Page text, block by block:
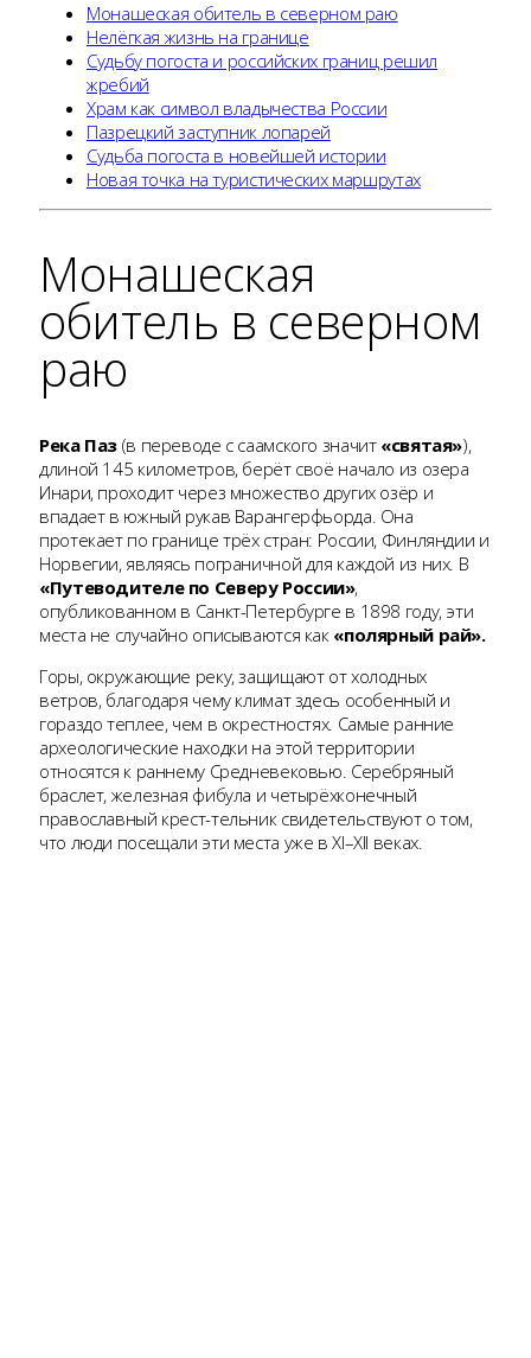
Монашеская обитель в северном раю
Нелёгкая жизнь на границе
Судьбу погоста и российских границ решил
жребий
Храм как символ владычества России
Пазрецкий заступник лопарей
Судьба погоста в новейшей истории
Новая точка на туристических маршрутах
Монашеская
обитель в северном
раю
Река Паз (в переводе с саамского значит «святая»),
длиной 145 километров, берёт своё начало из озера
Инари, проходит через множество других озёр и
впадает в южный рукав Варангерфьорда. Она
протекает по границе трёх стран: России, Финляндии и
Норвегии, являясь пограничной для каждой из них. В
«Путеводителе по Северу России»,
опубликованном в Санкт-Петербурге в 1898 году, эти
места не случайно описываются как «полярный рай».
Горы, окружающие реку, защищают от холодных
ветров, благодаря чему климат здесь особенный и
гораздо теплее, чем в окрестностях. Самые ранние
археологические находки на этой территории
относятся к раннему Средневековью. Серебряный
браслет, железная фибула и четырёхконечный
православный крест-тельник свидетельствуют о том,
что люди посещали эти места уже в XI–XII веках.